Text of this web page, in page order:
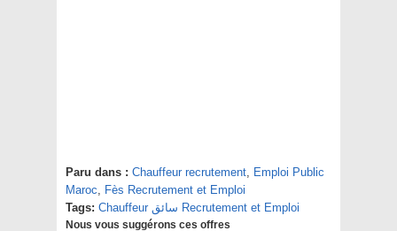
Paru dans : Chauffeur recrutement, Emploi Public
Maroc, Fès Recrutement et Emploi
Tags:
Chauffeur سائق Recrutement et Emploi
Nous vous suggérons ces offres